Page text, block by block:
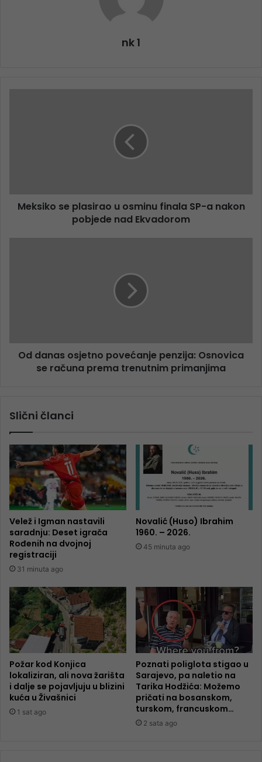
nk 1
Meksiko se plasirao u osminu finala SP-a nakon
pobjede nad Ekvadorom
Od danas osjetno povećanje penzija: Osnovica
se računa prema trenutnim primanjima
Slični članci
Velež i Igman nastavili
saradnju: Deset igrača
Rođenih na dvojnoj
registraciji
31 minuta ago
Novalić (Huso) Ibrahim
1960. – 2026.
45 minuta ago
Požar kod Konjica
lokaliziran, ali nova žarišta
i dalje se pojavljuju u blizini
kuća u Živašnici
1 sat ago
Poznati poliglota stigao u
Sarajevo, pa naletio na
Tarika Hodžića: Možemo
pričati na bosanskom,
turskom, francuskom…
2 sata ago